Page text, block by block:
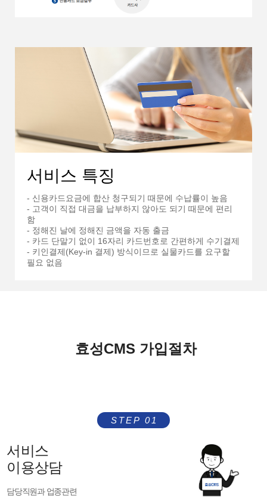
서비스 특징
- 신용카드요금에 합산 청구되기 때문에 수납률이 높음
- 고객이 직접 대금을 납부하지 않아도 되기 때문에 편리
함
- 정해진 날에 정해진 금액을 자동 출금
- 카드 단말기 없이 16자리 카드번호로 간편하게 수기결제
- 키인결제(Key-in 결제) 방식이므로 실물카드를 요구할
필요 없음
효성CMS 가입절차
STEP 01
서비스
이용상담
담당직원과 업종관련